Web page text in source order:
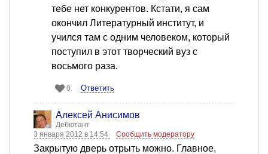
тебе нет конкурентов. Кстати, я сам
окончил Литературный институт, и
учился там с одним человеком, который
поступил в этот творческий вуз с
восьмого раза.
0 Ответить
Алексей Анисимов
Дебютант
3 января 2012 в 14:54
Сообщить модератору
Закрытую дверь отрыть можно. Главное,